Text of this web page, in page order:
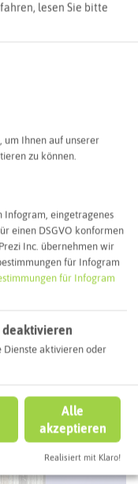
© Medienagentur Brunswick
lesen Sie bitte
um Ihnen auf unserer
zu können.
Infogram, eingetragenes
einen DSGVO konformen
Inc. übernehmen wir
für Infogram
für Infogram
Dienste aktivieren oder
Alle
akzeptieren
Realisiert mit Klaro!